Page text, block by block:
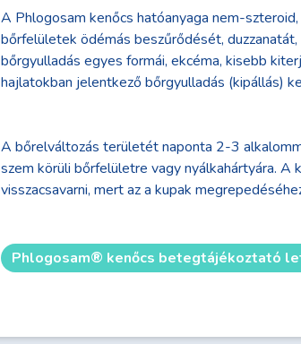
A Phlogosam kenőcs hatóanyaga nem-
bőrfelületek ödémás beszűrődését,
bőrgyulladás egyes formái, ekcéma, kisebb
hajlatokban jelentkező bőrgyulladás (kipállás)
A bőrelváltozás területét naponta 2-3
szem körüli bőrfelületre vagy nyálkahártyára. A
visszacsavarni, mert az a kupak
Phlogosam® kenőcs betegtájékoztató